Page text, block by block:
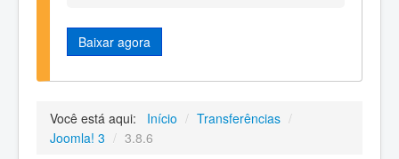
Baixar agora
Você está aqui: Início / Transferências /
Joomla! 3 / 3.8.6